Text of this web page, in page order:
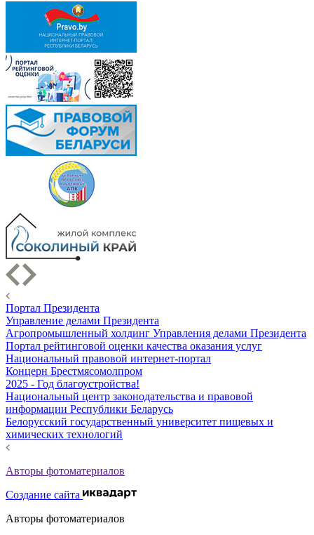
Портал Президента
Управление делами Президента
Агропромышленный холдинг Управления делами Президента
Портал рейтинговой оценки качества оказания услуг
Национальный правовой интернет-портал
Концерн Брестмясомолпром
2025 - Год благоустройства!
Национальный центр законодательства и правовой
информации Республики Беларусь
Белорусский государственный университет пищевых и
химических технологий
Авторы фотоматериалов
Создание сайта
Авторы фотоматериалов